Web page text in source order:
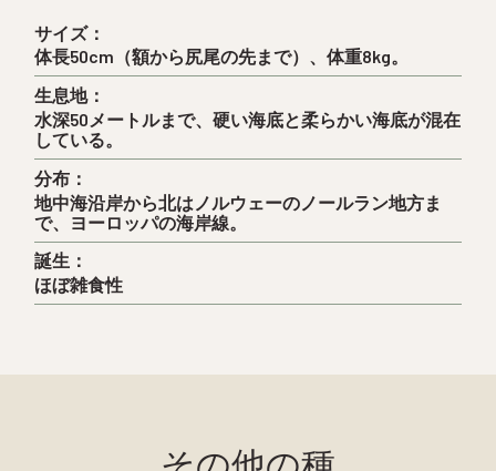
サイズ：
体長50cm（額から尻尾の先まで）、体重8kg。
生息地：
水深50メートルまで、硬い海底と柔らかい海底が混在
している。
分布：
地中海沿岸から北はノルウェーのノールラン地方ま
で、ヨーロッパの海岸線。
誕生：
ほぼ雑食性